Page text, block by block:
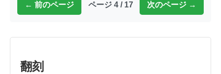
← 前のページ ページ 4 / 17 次のページ →
翻刻